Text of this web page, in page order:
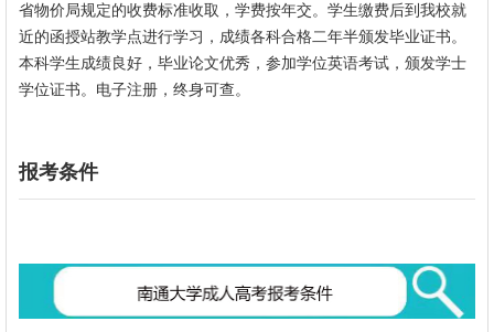
省物价局规定的收费标准收取，学费按年交。学生缴费后到我校就
近的函授站教学点进行学习，成绩各科合格二年半颁发毕业证书。
本科学生成绩良好，毕业论文优秀，参加学位英语考试，颁发学士
学位证书。电子注册，终身可查。
报考条件